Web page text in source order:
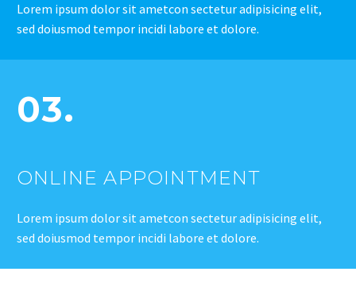
Lorem ipsum dolor sit ametcon sectetur adipisicing elit,
sed doiusmod tempor incidi labore et dolore.
03.
ONLINE APPOINTMENT
Lorem ipsum dolor sit ametcon sectetur adipisicing elit,
sed doiusmod tempor incidi labore et dolore.